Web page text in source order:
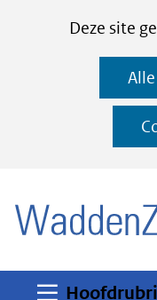
CookiesDeze site
deze
worden